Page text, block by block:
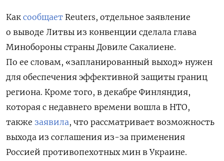
Как сообщает Reuters, отдельное заявление
о выводе Литвы из конвенции сделала глава
Минобороны страны Довиле Сакалиене.
По ее словам, «запланированный выход» нужен
для обеспечения эффективной защиты границ
региона. Кроме того, в декабре Финляндия,
которая с недавнего времени вошла в НТО,
также заявила, что рассматривает возможность
выхода из соглашения из-за применения
Россией противопехотных мин в Украине.